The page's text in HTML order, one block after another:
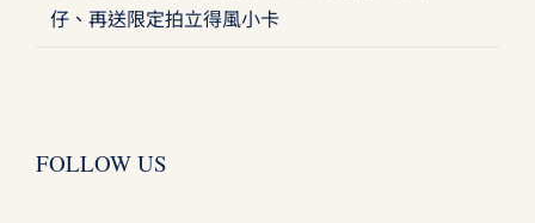
仔、再送限定拍立得風小卡
FOLLOW US